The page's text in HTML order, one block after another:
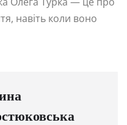
навіть коли воно